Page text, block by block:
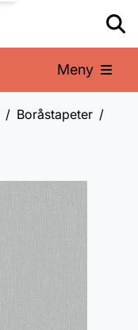
Meny
Boråstapeter